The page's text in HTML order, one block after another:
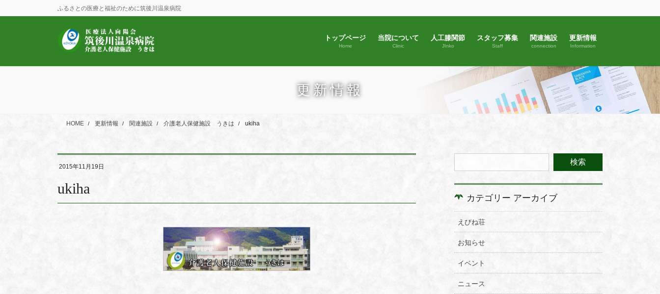
ン
ビ
ふるさとの医療と福祉のために筑後川温泉病院
トップページ
Home
当院について
Clinic
人工膝関節
JInko
スタッフ募集
Staff
関連施設
connection
更新情報
Information
更新情報
HOME 更新情報 関連施設 介護老人保健施設 うきは ukiha
2015年11月19日
ukiha
カテゴリー アーカイブ
えびね荘
お知らせ
イベント
ニュース